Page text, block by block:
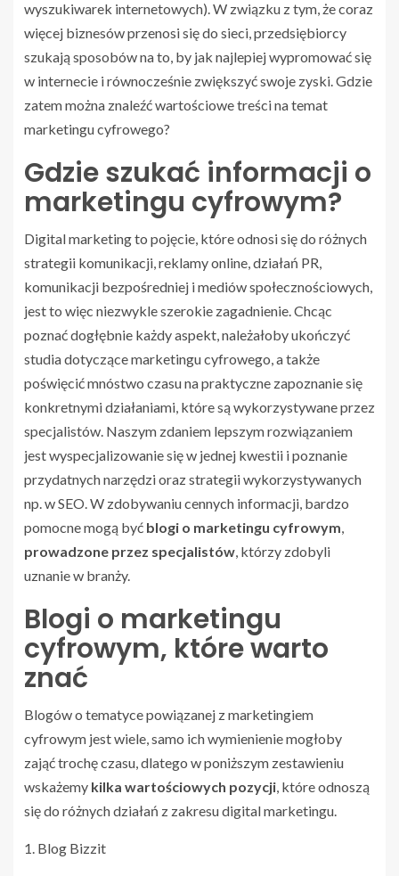
wyszukiwarek internetowych). W związku z tym, że coraz
więcej biznesów przenosi się do sieci, przedsiębiorcy
szukają sposobów na to, by jak najlepiej wypromować się
w internecie i równocześnie zwiększyć swoje zyski. Gdzie
zatem można znaleźć wartościowe treści na temat
marketingu cyfrowego?
Gdzie szukać informacji o
marketingu cyfrowym?
Digital marketing to pojęcie, które odnosi się do różnych
strategii komunikacji, reklamy online, działań PR,
komunikacji bezpośredniej i mediów społecznościowych,
jest to więc niezwykle szerokie zagadnienie. Chcąc
poznać dogłębnie każdy aspekt, należałoby ukończyć
studia dotyczące marketingu cyfrowego, a także
poświęcić mnóstwo czasu na praktyczne zapoznanie się
konkretnymi działaniami, które są wykorzystywane przez
specjalistów. Naszym zdaniem lepszym rozwiązaniem
jest wyspecjalizowanie się w jednej kwestii i poznanie
przydatnych narzędzi oraz strategii wykorzystywanych
np. w SEO. W zdobywaniu cennych informacji, bardzo
pomocne mogą być blogi o marketingu cyfrowym,
prowadzone przez specjalistów, którzy zdobyli
uznanie w branży.
Blogi o marketingu
cyfrowym, które warto
znać
Blogów o tematyce powiązanej z marketingiem
cyfrowym jest wiele, samo ich wymienienie mogłoby
zająć trochę czasu, dlatego w poniższym zestawieniu
wskażemy kilka wartościowych pozycji, które odnoszą
się do różnych działań z zakresu digital marketingu.
1. Blog Bizzit